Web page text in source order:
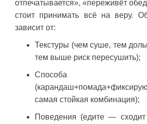
отпечатывается», «переживёт
стоит принимать всё на веру.
зависит от:
Текстуры (чем суше, тем
тем выше риск пересушить);
Способа
самая стойкая комбинация);
Поведения (едите — сходит